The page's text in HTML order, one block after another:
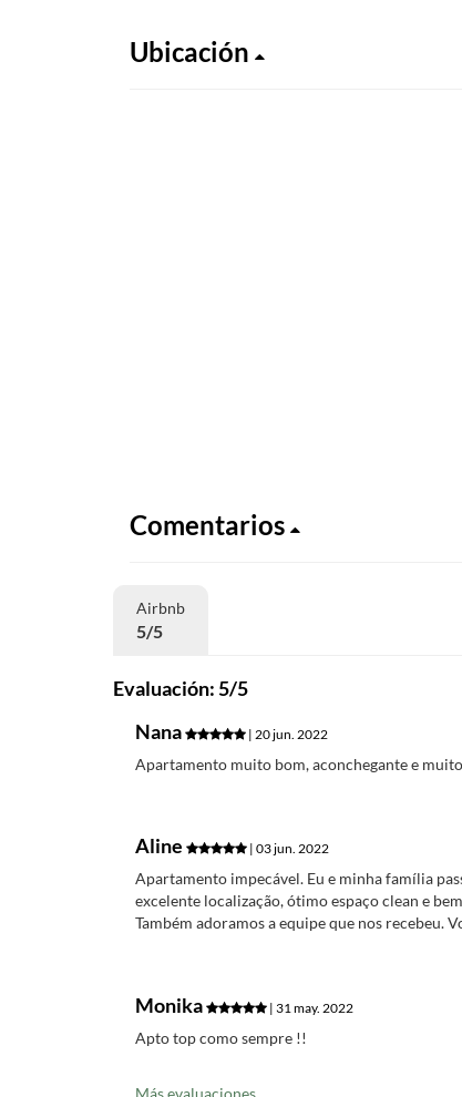
Ubicación
Comentarios
Airbnb
5/5
Evaluación: 5/5
Nana
| 20 jun. 2022
Apartamento muito bom, aconchegante e
Aline | 03 jun. 2022
Apartamento impecável. Eu e minha família
excelente localização, ótimo espaço clean e
Também adoramos a equipe que nos recebeu.
Monika | 31 may. 2022
Apto top como sempre !!
Más evaluaciones